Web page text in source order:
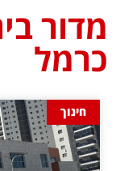
מדור
כרמל
חינוך